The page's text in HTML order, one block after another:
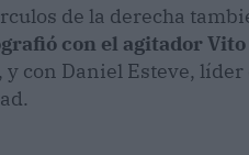
de la derecha
con el agitador
, y con Daniel Esteve,